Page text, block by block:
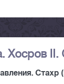
Хосров II.
Стахр